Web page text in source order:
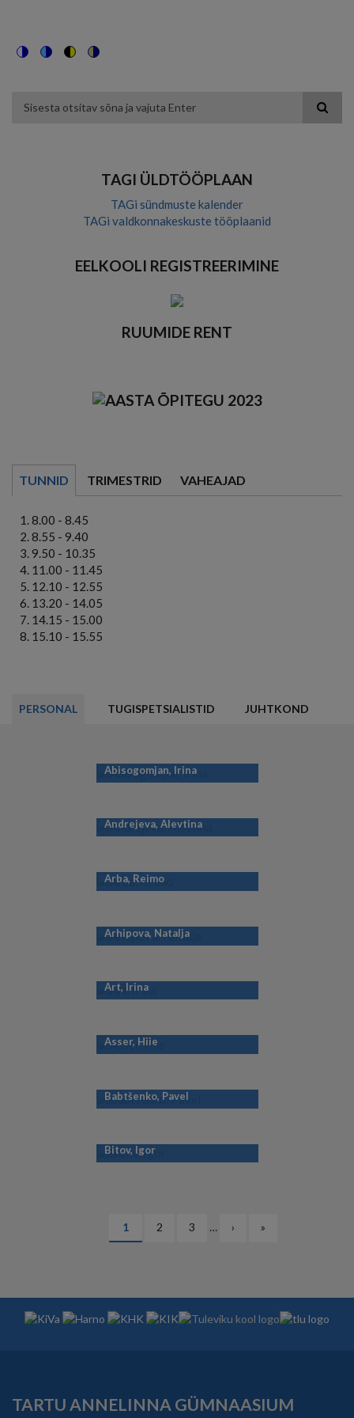
color
high
soft
theme
TAGI ÜLDTÖÖPLAAN
TAGi sündmuste kalender
TAGi valdkonnakeskuste tööplaanid
EELKOOLI REGISTREERIMINE
RUUMIDE RENT
TUNNID TRIMESTRID VAHEAJAD
8.00 - 8.45
8.55 - 9.40
9.50 - 10.35
11.00 - 11.45
12.10 - 12.55
13.20 - 14.05
14.15 - 15.00
15.10 - 15.55
PERSONAL TUGISPETSIALISTID JUHTKOND
Abisogomjan, Irina
Andrejeva, Alevtina
Arba, Reimo
Arhipova, Natalja
Art, Irina
Asser, Hiie
Babtšenko, Pavel
Bitov, Igor
Eesolev
leht
1 Lehekülg
2 Lehekülg
3 …
Järgmine
›
Viimane
»
TARTU ANNELINNA GÜMNAASIUM